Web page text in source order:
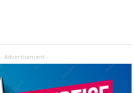
- Advertisement -